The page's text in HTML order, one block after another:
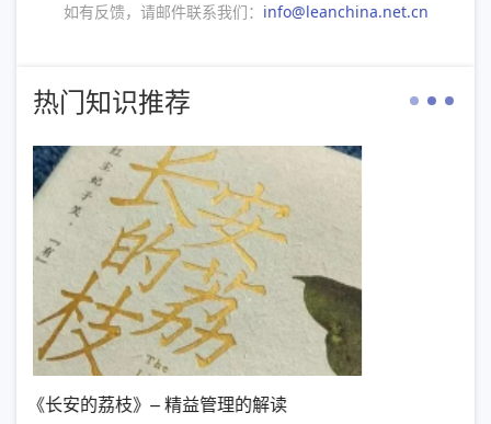
如有反馈，请邮件联系我们： info@leanchina.net.cn
热门知识推荐
– 精益管理的解读